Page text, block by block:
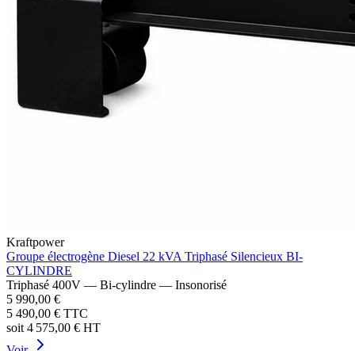
Kraftpower
Groupe électrogène Diesel 22 kVA Triphasé Silencieux BI-
CYLINDRE
Triphasé 400V — Bi-cylindre — Insonorisé
5 990,00 €
5 490,00 € TTC
soit 4 575,00 € HT